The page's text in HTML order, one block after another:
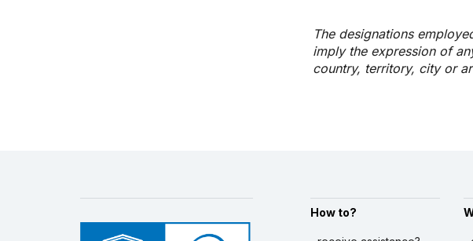
The designations
imply the expression of
country, territory, city or
How to?